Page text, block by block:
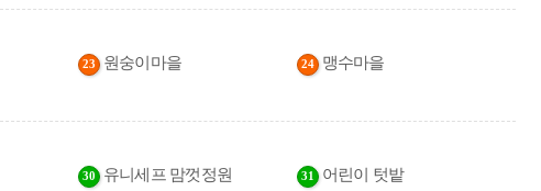
23 원숭이마을 24 맹수마을
30 유니세프 맘껏정원 31 어린이 텃밭